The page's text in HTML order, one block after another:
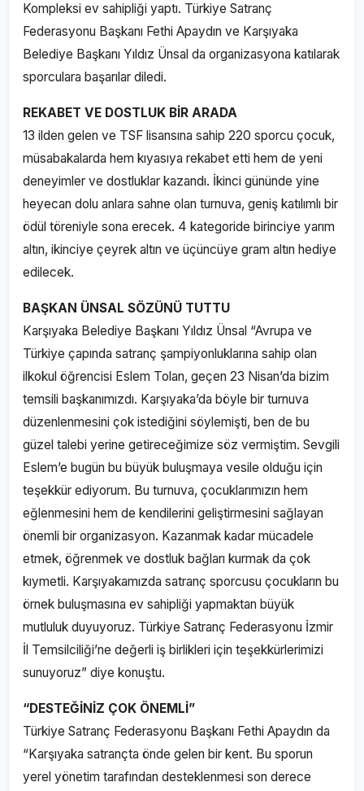
Kompleksi ev sahipliği yaptı. Türkiye Satranç
Federasyonu Başkanı Fethi Apaydın ve Karşıyaka
Belediye Başkanı Yıldız Ünsal da organizasyona katılarak
sporculara başarılar diledi.
REKABET VE DOSTLUK BİR ARADA
13 ilden gelen ve TSF lisansına sahip 220 sporcu çocuk,
müsabakalarda hem kıyasıya rekabet etti hem de yeni
deneyimler ve dostluklar kazandı. İkinci gününde yine
heyecan dolu anlara sahne olan turnuva, geniş katılımlı bir
ödül töreniyle sona erecek. 4 kategoride birinciye yarım
altın, ikinciye çeyrek altın ve üçüncüye gram altın hediye
edilecek.
BAŞKAN ÜNSAL SÖZÜNÜ TUTTU
Karşıyaka Belediye Başkanı Yıldız Ünsal “Avrupa ve
Türkiye çapında satranç şampiyonluklarına sahip olan
ilkokul öğrencisi Eslem Tolan, geçen 23 Nisan’da bizim
temsili başkanımızdı. Karşıyaka’da böyle bir turnuva
düzenlenmesini çok istediğini söylemişti, ben de bu
güzel talebi yerine getireceğimize söz vermiştim. Sevgili
Eslem’e bugün bu büyük buluşmaya vesile olduğu için
teşekkür ediyorum. Bu turnuva, çocuklarımızın hem
eğlenmesini hem de kendilerini geliştirmesini sağlayan
önemli bir organizasyon. Kazanmak kadar mücadele
etmek, öğrenmek ve dostluk bağları kurmak da çok
kıymetli. Karşıyakamızda satranç sporcusu çocukların bu
örnek buluşmasına ev sahipliği yapmaktan büyük
mutluluk duyuyoruz. Türkiye Satranç Federasyonu İzmir
İl Temsilciliği’ne değerli iş birlikleri için teşekkürlerimizi
sunuyoruz” diye konuştu.
“DESTEĞİNİZ ÇOK ÖNEMLİ”
Türkiye Satranç Federasyonu Başkanı Fethi Apaydın da
“Karşıyaka satrançta önde gelen bir kent. Bu sporun
yerel yönetim tarafından desteklenmesi son derece